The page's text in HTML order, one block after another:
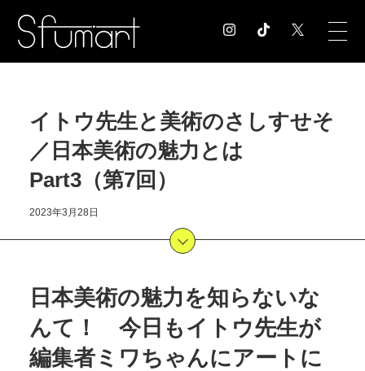
COLUMN コラム記事
EXHIBITION
MUSEUM
NEWS お知らせ
CONTACT お問合せ
イトウ先生と美術のさしすせそ
／日本美術の魅力とは
Part3（第7回）
2023年3月28日
日本美術の魅力を知らないな
んて！ 今日もイトウ先生が
編集者ミワちゃんにアートに